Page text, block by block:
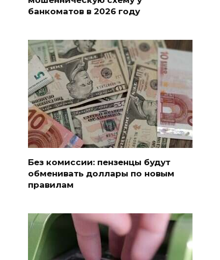
банкоматов в 2026 году
Без комиссии: пензенцы будут
обменивать доллары по новым
правилам